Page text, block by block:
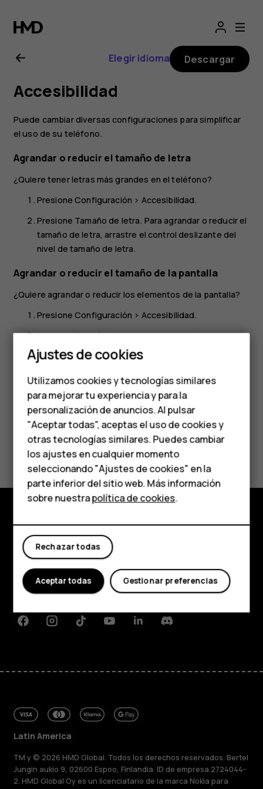
Manual
del
usuario
de
Nokia 2
Smartphones
Teléfonos de gama
media
Teléfonos para
personas mayores
HMD Terra M
Comprar
Mi cuenta
Elegir idioma Descargar
Accesibilidad
Puede cambiar diversas configuraciones para simplificar
el uso de su teléfono.
Agrandar o reducir el tamaño de letra
¿Quiere tener letras más grandes en el teléfono?
PresioneConfiguración > Accesibilidad.
Presione Tamaño de letra. Para agrandar o reducir el
tamaño de letra, arrastre el control deslizante del
nivel de tamaño de letra.
Agrandar o reducir el tamaño de la pantalla
¿Quiere agrandar o reducir los elementos de la pantalla?
PresioneConfiguración > Accesibilidad.
PresioneTamaño de pantallay, para ajustar el
tamaño de pantalla, arrastre el control deslizante del
nivel de tamaño de pantalla.
¿Te ha parecido útil?
Sí No
Comprar
Acerca de
Planet and people
FacebookInstagramTiktokYoutubeLinkedinDiscord
Latin America
TM y © 2026 HMD Global. Todos los derechos reservados. Bertel
Jungin aukio 9, 02600 Espoo, Finlandia. ID de empresa 2724044-
2. HMD Global Oy es un licenciatario de la marca Nokia para
Ajustes de cookies
Utilizamos cookies y tecnologías similares
para mejorar tu experiencia y para la
personalización de anuncios. Al pulsar
"Aceptar todas", aceptas el uso de cookies y
otras tecnologías similares. Puedes cambiar
los ajustes en cualquier momento
seleccionando "Ajustes de cookies" en la
parte inferior del sitio web. Más información
sobre nuestrapolítica de cookies.
Rechazar todas
Gestionar preferencias
Aceptar todas